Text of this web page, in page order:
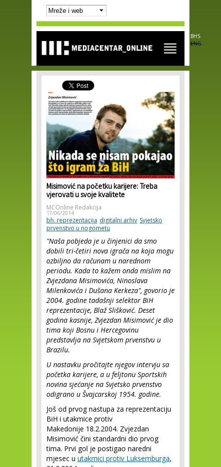
Skip to
main
content
BHS
ENG
Misimović na početku karijere: Treba
vjerovati u svoje kvalitete
MCOnline Redakcija
17/06/2014
bh. reprezentacija digitalni arhiv Svjetsko
prvenstvo u nogometu
"Naša pobjeda je u činjenici da smo
dobili tri-četiri nova igrača na koja mogu
ozbiljno da računam u narednom
periodu. Kada to kažem onda mislim na
Zvjezdana Misimovića, Ninoslava
Milenkovića i Dušana Kerkeza", govorio je
2004. godine tadašnji selektor BiH
reprezentacije, Blaž Slišković. Deset
godina kasnije, Zvjezdan Misimović je dio
tima koji Bosnu i Hercegovinu
predstavlja na Svjetskom prvenstvu u
Brazilu.
U nastavku pročitajte njegov intervju sa
početka karijere, a u feljtonu Sportskih
novina sjećanje na Svjetsko prvenstvo
odigrano u Švajcarskoj 1954. godine.
Još od prvog nastupa za reprezentaciju
BiH i utakmice protiv
Makedonije 18.2.2004. Zvjezdan
Misimović čini standardni dio prvog
tima. Prvi gol je postigao naredni
mjesec u utakmici protiv Luksemburga,